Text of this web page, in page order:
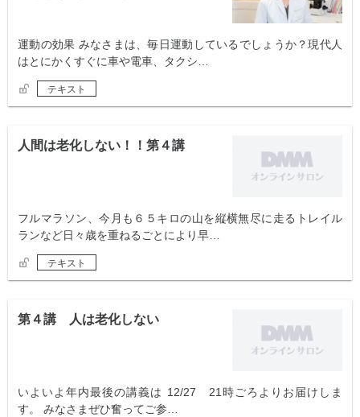
運動の効果 みなさまは、毎日運動しているでしょうか？現代人
はとにかくすぐに車や電車、タクシ…
テキスト
人間は老化しない！！第４講
フルマラソン、今月も６５キロの山を縦横無尽に走るトレイル
ランなど日々歳を重ねるごとにより早…
テキスト
第４講 人は老化しない
いよいよ年内最後の講義は 12/27 21時ごろよりお届けしま
す。 みなさまぜひ奮ってご参…